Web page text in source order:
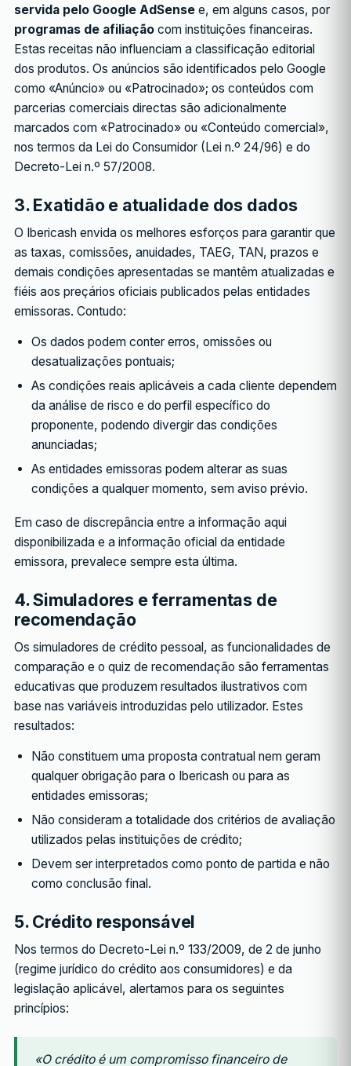
servida pelo Google AdSense e, em alguns casos, por
programas de afiliação com instituições financeiras.
Estas receitas não influenciam a classificação editorial
dos produtos. Os anúncios são identificados pelo Google
como «Anúncio» ou «Patrocinado»; os conteúdos com
parcerias comerciais directas são adicionalmente
marcados com «Patrocinado» ou «Conteúdo comercial»,
nos termos da Lei do Consumidor (Lei n.º 24/96) e do
Decreto-Lei n.º 57/2008.
3. Exatidão e atualidade dos dados
O Ibericash envida os melhores esforços para garantir que
as taxas, comissões, anuidades, TAEG, TAN, prazos e
demais condições apresentadas se mantêm atualizadas e
fiéis aos preçários oficiais publicados pelas entidades
emissoras. Contudo:
Os dados podem conter erros, omissões ou
desatualizações pontuais;
As condições reais aplicáveis a cada cliente dependem
da análise de risco e do perfil específico do
proponente, podendo divergir das condições
anunciadas;
As entidades emissoras podem alterar as suas
condições a qualquer momento, sem aviso prévio.
Em caso de discrepância entre a informação aqui
disponibilizada e a informação oficial da entidade
emissora, prevalece sempre esta última.
4. Simuladores e ferramentas de
recomendação
Os simuladores de crédito pessoal, as funcionalidades de
comparação e o quiz de recomendação são ferramentas
educativas que produzem resultados ilustrativos com
base nas variáveis introduzidas pelo utilizador. Estes
resultados:
Não constituem uma proposta contratual nem geram
qualquer obrigação para o Ibericash ou para as
entidades emissoras;
Não consideram a totalidade dos critérios de avaliação
utilizados pelas instituições de crédito;
Devem ser interpretados como ponto de partida e não
como conclusão final.
5. Crédito responsável
Nos termos do Decreto-Lei n.º 133/2009, de 2 de junho
(regime jurídico do crédito aos consumidores) e da
legislação aplicável, alertamos para os seguintes
princípios:
«O crédito é um compromisso financeiro de